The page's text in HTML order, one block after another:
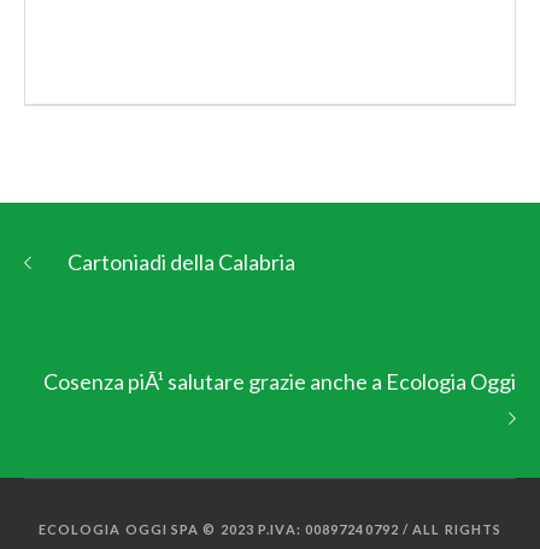
Cartoniadi della Calabria
Cosenza piÃ¹ salutare grazie anche a Ecologia Oggi
ECOLOGIA OGGI SPA © 2023 P.IVA: 00897240792 / ALL RIGHTS